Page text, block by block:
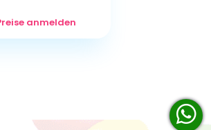
anmelden